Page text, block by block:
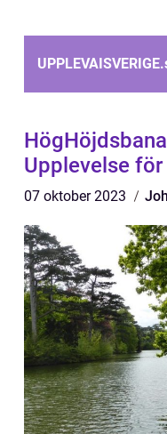
UPPLEVAISVERIGE.
Upplevelse
07 oktober 2023